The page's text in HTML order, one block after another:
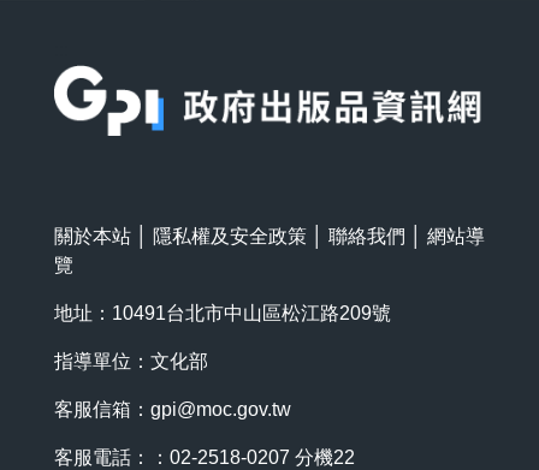
關於本站 隱私權及安全政策 聯絡我們
網站導
覽
地址：10491台北市中山區松江路209號
指導單位：文化部
客服信箱： gpi@moc.gov.tw
客服電話：：02-2518-0207 分機22